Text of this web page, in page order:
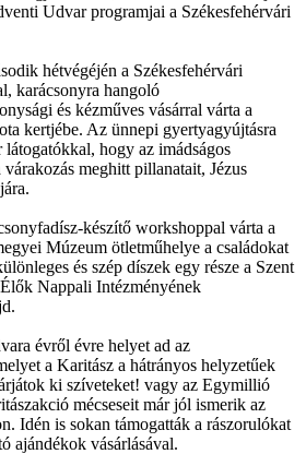
Udvar programjai a Székesfehérvári
hétvégéjén a Székesfehérvári
karácsonyra hangoló
és kézműves vásárral várta a
kertjébe. Az ünnepi gyertyagyújtásra
hogy az imádságos
meghitt pillanatait, Jézus
készítő workshoppal várta a
Múzeum ötletműhelye a családokat
és szép díszek egy része a Szent
Nappali Intézményének
évről évre helyet ad az
a Karitász a hátrányos helyzetűek
ki szíveteket! vagy az Egymillió
mécseseit már jól ismerik az
Idén is sokan támogatták a rászorulókat
ajándékok vásárlásával.